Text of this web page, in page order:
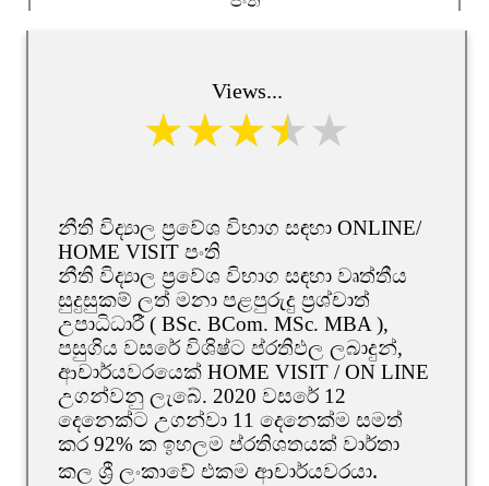
Views...
නීති විද්‍යාල ප්‍රවේශ විභාග සඳහා ONLINE/
HOME VISIT පංති
නීති විද්‍යාල ප්‍රවේශ විභාග සඳහා වෘත්තීය
සුදුසුකම් ලත් මනා පළපුරුදු ප්‍රශ්චාත්
උපාධිධාරී ( BSc. BCom. MSc. MBA ),
පසුගිය වසරේ විශිෂ්ට ප්රතිඵල ලබාදුන්,
ආචාර්යවරයෙක් HOME VISIT / ON LINE
උගන්වනු ලැබේ. 2020 වසරේ 12
දෙනෙක්ට උගන්වා 11 දෙනෙක්ම සමත්
කර 92% ක ඉහලම ප්රතිශතයක් වාර්තා
කල ශ්‍රී ලංකාවේ එකම ආචාර්යවරයාᱹ